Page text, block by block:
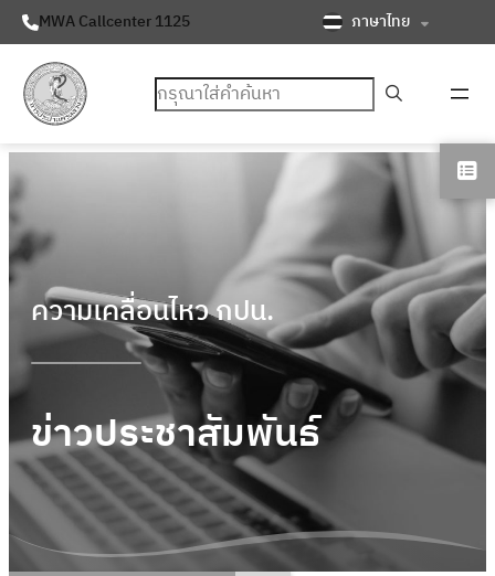
MWA Callcenter 1125 ภาษาไทย
ค้นหา
ความเคลื่อนไหว กปน.
ข่าวประชาสัมพันธ์